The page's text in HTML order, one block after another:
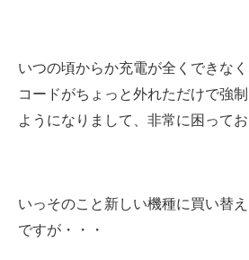
いつの頃からか充電が全くできな
コードがちょっと外れただけで強
ようになりまして、非常に困ってお
いっそのこと新しい機種に買い替
ですが・・・